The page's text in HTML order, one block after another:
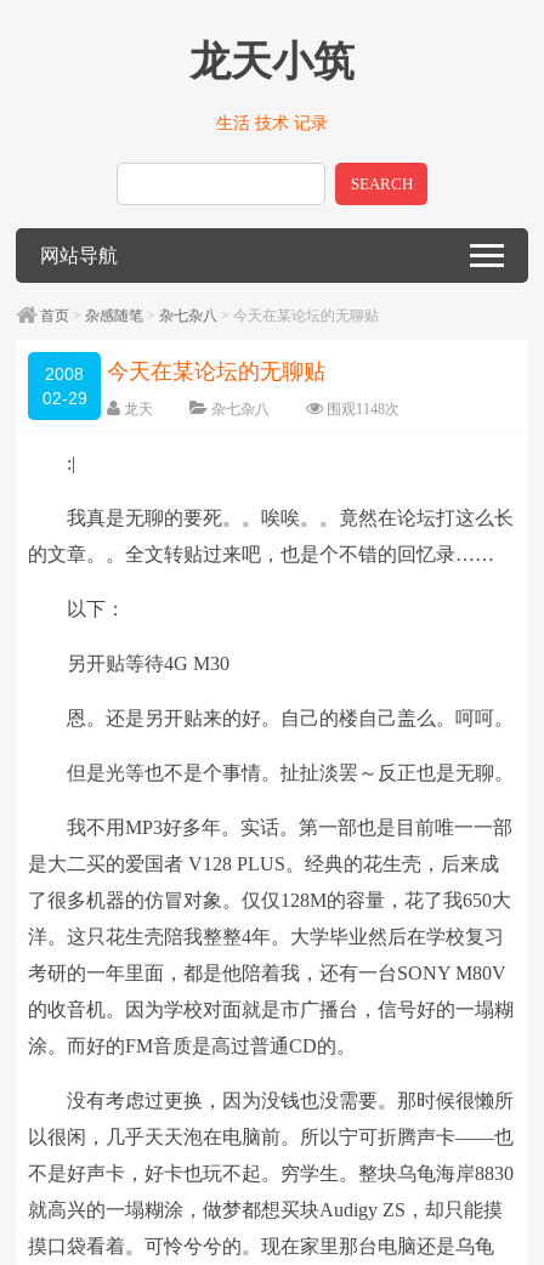
龙天小筑
生活 技术 记录
SEARCH
网站导航
首页 >杂感随笔 >杂七杂八 > 今天在某论坛的无聊贴
2008
02-29
今天在某论坛的无聊贴
龙天 杂七杂八 围观1148次
:|
我真是无聊的要死。。唉唉。。竟然在论坛打这么长
的文章。。全文转贴过来吧，也是个不错的回忆录……
以下：
另开贴等待4G M30
恩。还是另开贴来的好。自己的楼自己盖么。呵呵。
但是光等也不是个事情。扯扯淡罢～反正也是无聊。
我不用MP3好多年。实话。第一部也是目前唯一一部
是大二买的爱国者 V128 PLUS。经典的花生壳，后来成
了很多机器的仿冒对象。仅仅128M的容量，花了我650大
洋。这只花生壳陪我整整4年。大学毕业然后在学校复习
考研的一年里面，都是他陪着我，还有一台SONY M80V
的收音机。因为学校对面就是市广播台，信号好的一塌糊
涂。而好的FM音质是高过普通CD的。
没有考虑过更换，因为没钱也没需要。那时候很懒所
以很闲，几乎天天泡在电脑前。所以宁可折腾声卡——也
不是好声卡，好卡也玩不起。穷学生。整块乌龟海岸8830
就高兴的一塌糊涂，做梦都想买块Audigy ZS，却只能摸
摸口袋看着。可怜兮兮的。现在家里那台电脑还是乌龟